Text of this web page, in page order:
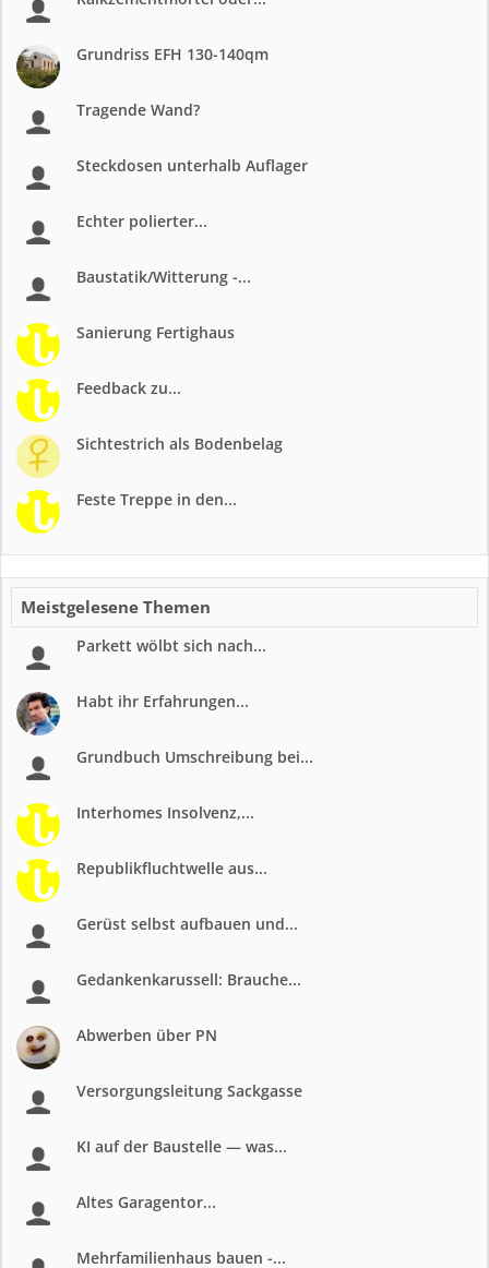
Grundriss EFH 130-140qm
Tragende Wand?
Steckdosen unterhalb Auflager
Echter polierter...
Baustatik/Witterung -...
Sanierung Fertighaus
Feedback zu...
Sichtestrich als Bodenbelag
Feste Treppe in den...
Meistgelesene Themen
Parkett wölbt sich nach...
Habt ihr Erfahrungen...
Grundbuch Umschreibung bei...
Interhomes Insolvenz,...
Republikfluchtwelle aus...
Gerüst selbst aufbauen und...
Gedankenkarussell: Brauche...
Abwerben über PN
Versorgungsleitung Sackgasse
KI auf der Baustelle — was...
Altes Garagentor...
Mehrfamilienhaus bauen -...